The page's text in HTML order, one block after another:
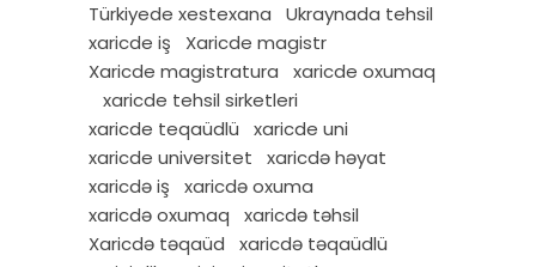
Türkiyede xestexana
Ukraynada tehsil
xaricde iş
Xaricde magistr
Xaricde magistratura
xaricde oxumaq
xaricde tehsil sirketleri
xaricde teqaüdlü
xaricde uni
xaricde universitet
xaricdə həyat
xaricdə iş
xaricdə oxuma
xaricdə oxumaq
xaricdə təhsil
Xaricdə təqaüd
xaricdə təqaüdlü